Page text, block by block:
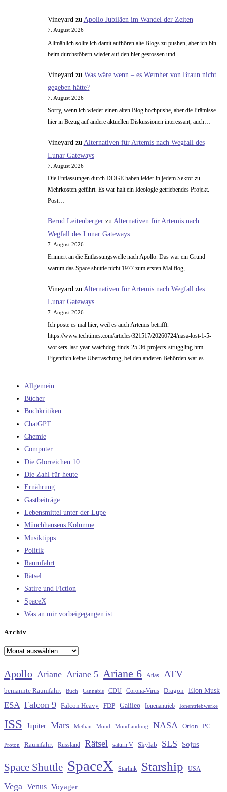
Vineyardzu Apollo Jubiläen im Wandel der Zeiten
7. August 2026
Allmählich sollte ich damit aufhören alte Blogs zu pushen, aber ich bin
beim durchstöbern wieder auf den hier gestossen und..…
Vineyard zu Was wäre wenn – es Wernher von Braun nicht
gegeben hätte?
7. August 2026
Sorry, wenn ich wieder einen alten Blog hochpushe, aber die Prämisse
hier in Bezug auf andere aktuellen Diskussionen interessant, auch…
Vineyard zu Alternativen für Artemis nach Wegfall des
Lunar Gateways
7. August 2026
Die Entlassungen durch DOGE haben leider in jedem Sektor zu
Mehrkosten geführt. Es war halt ein Ideologie getriebendes Projekt.
Post…
Bernd Leitenbergerzu Alternativen für Artemis nach
Wegfall des Lunar Gateways
7. August 2026
Erinnert an die Entlassungswelle nach Apollo. Das war ein Grund
warum das Space shuttle nicht 1977 zum ersten Mal flog,…
Vineyard zu Alternativen für Artemis nach Wegfall des
Lunar Gateways
7. August 2026
Ich poste es mal hier, weil es auch Artemis betrifft.
https://www.techtimes.com/articles/321517/20260724/nasa-lost-1-5-
workers-last-year-watchdog-finds-25-36-projects-struggling.htm
Eigentlich keine Überraschung, bei den anderen Behörden war es…
Allgemein
Bücher
Buchkritiken
ChatGPT
Chemie
Computer
Die Glorreichen 10
Die Zahl für heute
Ernährung
Gastbeiträge
Lebensmittel unter der Lupe
Münchhausens Kolumne
Musiktipps
Politik
Raumfahrt
Rätsel
Satire und Fiction
SpaceX
Was an mir vorbeigegangen ist
Archiv
Archiv
Apollo Ariane Ariane 5 Ariane 6 Atlas ATV
bemannte Raumfahrt Buch Cannabis CDU Corona-Virus Dragon Elon Musk
ESA Falcon 9 Falcon Heavy FDP Galileo Ionenantrieb Ionentriebwerke
ISS Jupiter Mars Methan Mond Mondlandung NASA Orion PC
Proton Raumfahrt Russland Rätsel saturn V Skylab SLS Sojus
Space Shuttle SpaceX Starlink Starship USA
Vega Venus Voyager